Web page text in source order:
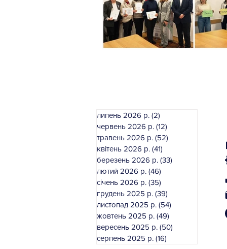
липень 2026 р. (2)
червень 2026 р. (12)
травень 2026 р. (52)
квітень 2026 р. (41)
березень 2026 р. (33)
лютий 2026 р. (46)
січень 2026 р. (35)
грудень 2025 р. (39)
листопад 2025 р. (54)
жовтень 2025 р. (49)
вересень 2025 р. (50)
серпень 2025 р. (16)